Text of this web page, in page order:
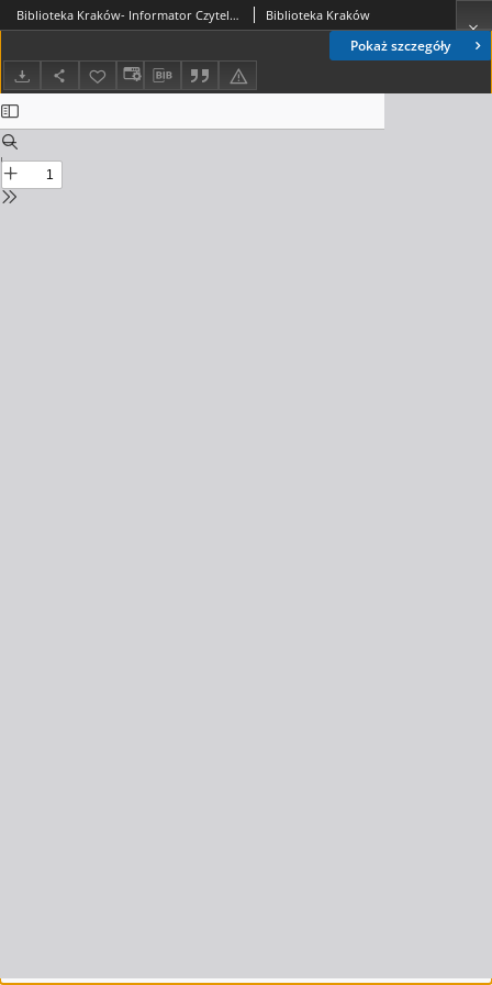
Pokaż szczegóły
Biblioteka Kraków- Informator Czytelniczo-Kulturalny, 2017. 11. nr 2 (02) Biblioteka Kraków